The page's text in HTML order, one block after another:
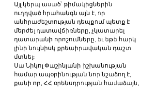
Այլ կերպ ասած՝ թիմակիցներին
ուղղված հրահանգն այն է, որ
անհրաժեշտության դեպքում պետք է
մերժել դատավճիռները, չկատարել
դատարանի որոշումները, եւ եթե հարկ
լինի նույնիսկ քրեաիրավական դաշտ
մտնել։
Սա Նիկոլ Փաշինյանի իշխանության
համար ապօրինության նոր նշաձող է,
քանի որ, ՀՀ օրենսդրության համաձայն,